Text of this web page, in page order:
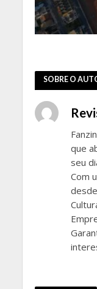
SOBRE O
que
seu
Com